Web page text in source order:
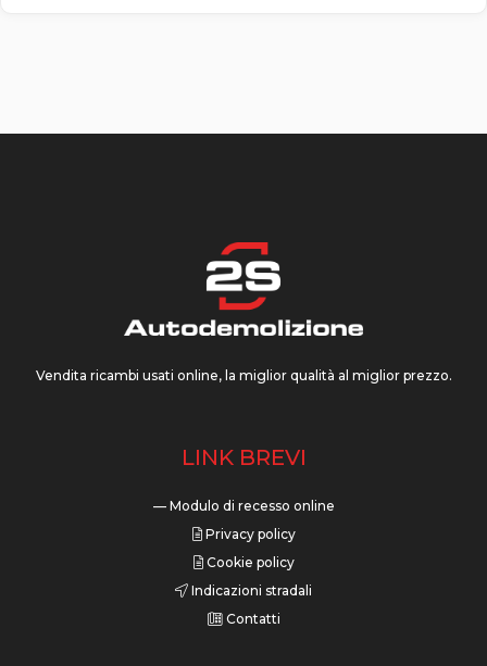
Vendita ricambi usati online, la miglior qualità al miglior prezzo.
LINK BREVI
— Modulo di recesso online
Privacy policy
Cookie policy
Indicazioni stradali
Contatti